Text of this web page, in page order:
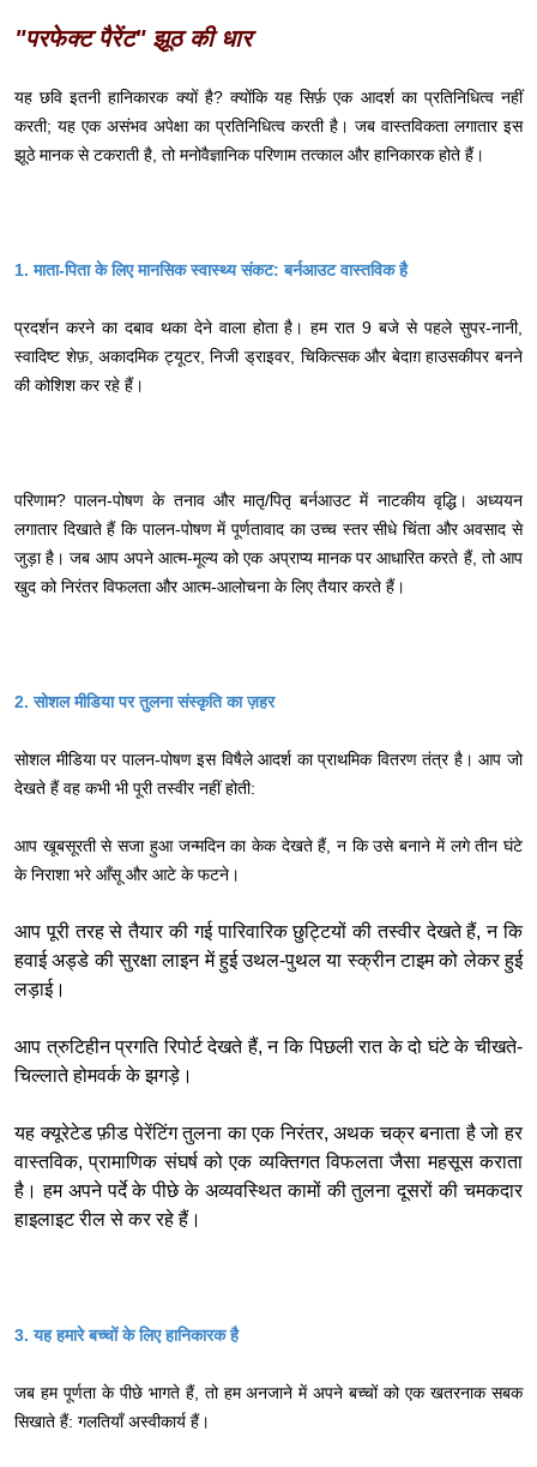
"परफेक्ट पैरेंट" झूठ की धार
यह छवि इतनी हानिकारक क्यों है? क्योंकि यह सिर्फ़ एक आदर्श का प्रतिनिधित्व नहीं
करती; यह एक असंभव अपेक्षा का प्रतिनिधित्व करती है। जब वास्तविकता लगातार इस
झूठे मानक से टकराती है, तो मनोवैज्ञानिक परिणाम तत्काल और हानिकारक होते हैं।
1. माता-पिता के लिए मानसिक स्वास्थ्य संकट: बर्नआउट वास्तविक है
प्रदर्शन करने का दबाव थका देने वाला होता है। हम रात 9 बजे से पहले सुपर-नानी,
स्वादिष्ट शेफ़, अकादमिक ट्यूटर, निजी ड्राइवर, चिकित्सक और बेदाग़ हाउसकीपर बनने
की कोशिश कर रहे हैं।
परिणाम? पालन-पोषण के तनाव और मातृ/पितृ बर्नआउट में नाटकीय वृद्धि। अध्ययन
लगातार दिखाते हैं कि पालन-पोषण में पूर्णतावाद का उच्च स्तर सीधे चिंता और अवसाद से
जुड़ा है। जब आप अपने आत्म-मूल्य को एक अप्राप्य मानक पर आधारित करते हैं, तो आप
खुद को निरंतर विफलता और आत्म-आलोचना के लिए तैयार करते हैं।
2. सोशल मीडिया पर तुलना संस्कृति का ज़हर
सोशल मीडिया पर पालन-पोषण इस विषैले आदर्श का प्राथमिक वितरण तंत्र है। आप जो
देखते हैं वह कभी भी पूरी तस्वीर नहीं होती:
आप खूबसूरती से सजा हुआ जन्मदिन का केक देखते हैं, न कि उसे बनाने में लगे तीन घंटे
के निराशा भरे आँसू और आटे के फटने।
आप पूरी तरह से तैयार की गई पारिवारिक छुट्टियों की तस्वीर देखते हैं, न कि
हवाई अड्डे की सुरक्षा लाइन में हुई उथल-पुथल या स्क्रीन टाइम को लेकर हुई
लड़ाई।
आप त्रुटिहीन प्रगति रिपोर्ट देखते हैं, न कि पिछली रात के दो घंटे के चीखते-
चिल्लाते होमवर्क के झगड़े।
यह क्यूरेटेड फ़ीड पेरेंटिंग तुलना का एक निरंतर, अथक चक्र बनाता है जो हर
वास्तविक, प्रामाणिक संघर्ष को एक व्यक्तिगत विफलता जैसा महसूस कराता
है। हम अपने पर्दे के पीछे के अव्यवस्थित कामों की तुलना दूसरों की चमकदार
हाइलाइट रील से कर रहे हैं।
3. यह हमारे बच्चों के लिए हानिकारक है
जब हम पूर्णता के पीछे भागते हैं, तो हम अनजाने में अपने बच्चों को एक खतरनाक सबक
सिखाते हैं: गलतियाँ अस्वीकार्य हैं।